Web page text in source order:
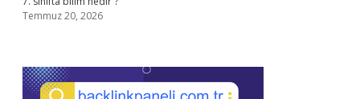
Temmuz 20, 2026